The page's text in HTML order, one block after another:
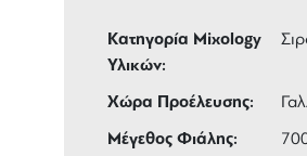
Κατηγορία Mixology
Υλικών:
Χώρα Προέλευσης:
Μέγεθος Φιάλης: